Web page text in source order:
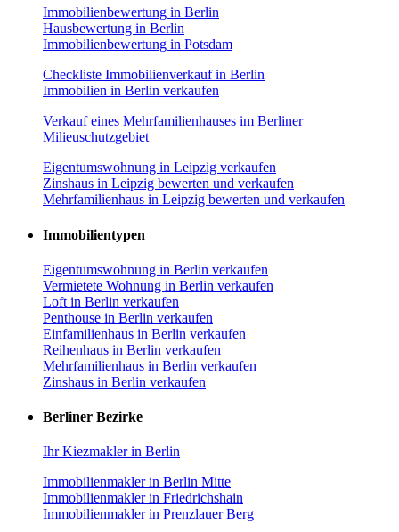
Immobilienbewertung in Berlin
Hausbewertung in Berlin
Immobilienbewertung in Potsdam
Checkliste Immobilienverkauf in Berlin
Immobilien in Berlin verkaufen
Verkauf eines Mehrfamilienhauses im Berliner
Milieuschutzgebiet
Eigentumswohnung in Leipzig verkaufen
Zinshaus in Leipzig bewerten und verkaufen
Mehrfamilienhaus in Leipzig bewerten und verkaufen
Immobilientypen
Eigentumswohnung in Berlin verkaufen
Vermietete Wohnung in Berlin verkaufen
Loft in Berlin verkaufen
Penthouse in Berlin verkaufen
Einfamilienhaus in Berlin verkaufen
Reihenhaus in Berlin verkaufen
Mehrfamilienhaus in Berlin verkaufen
Zinshaus in Berlin verkaufen
Berliner Bezirke
Ihr Kiezmakler in Berlin
Immobilienmakler in Berlin Mitte
Immobilienmakler in Friedrichshain
Immobilienmakler in Prenzlauer Berg